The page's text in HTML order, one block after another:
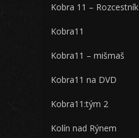
Kobra 11 – Rozcestník
Kobra11
Kobra11 – mišmaš
Kobra11 na DVD
Kobra11:tým 2
Kolín nad Rýnem